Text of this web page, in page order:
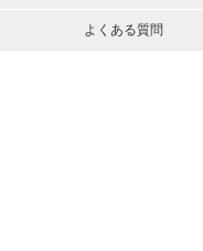
よくある質問